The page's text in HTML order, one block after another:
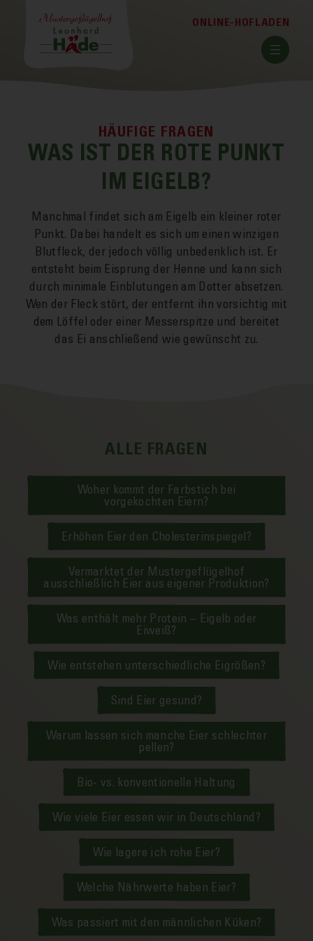
Kopfbereich
Hauptinhalt
Fußbereich
ONLINE-HOFLADEN
WAS IST DER ROTE PUNKT
IM EIGELB?
Manchmal findet sich am Ei­gelb ein kleiner roter
Punkt. Dabei handelt es sich um einen winzigen
Blut­fleck, der jedoch völlig unbedenklich ist. Er
entsteht beim Ei­sprung der Henne und kann sich
durch minimale Ein­blutungen am Dotter absetzen.
Wen der Fleck stört, der entfernt ihn vor­sichtig mit
dem Löffel oder einer Messer­spitze und bereitet
das Ei anschließend wie gewünscht zu.
ALLE FRAGEN
Woher kommt der Farbstich bei
vorgekochten Eiern?
Erhöhen Eier den Cholesterinspiegel?
Vermarktet der Mustergeflügelhof
ausschließlich Eier aus eigener Produktion?
Was enthält mehr Protein – Eigelb oder
Eiweiß?
Wie entstehen unterschiedliche Eigrößen?
Sind Eier gesund?
Warum lassen sich manche Eier schlechter
pellen?
Bio- vs. konventionelle Haltung
Wie viele Eier essen wir in Deutschland?
Wie lagere ich rohe Eier?
Welche Nährwerte haben Eier?
Was passiert mit den männlichen Küken?